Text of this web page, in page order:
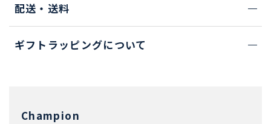
配送・送料
ギフトラッピングについて
Champion